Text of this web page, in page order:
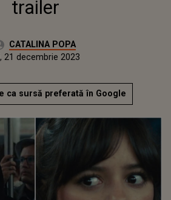
trailer
CATALINA POPA
21 decembrie 2023
ca sursă preferată în Google